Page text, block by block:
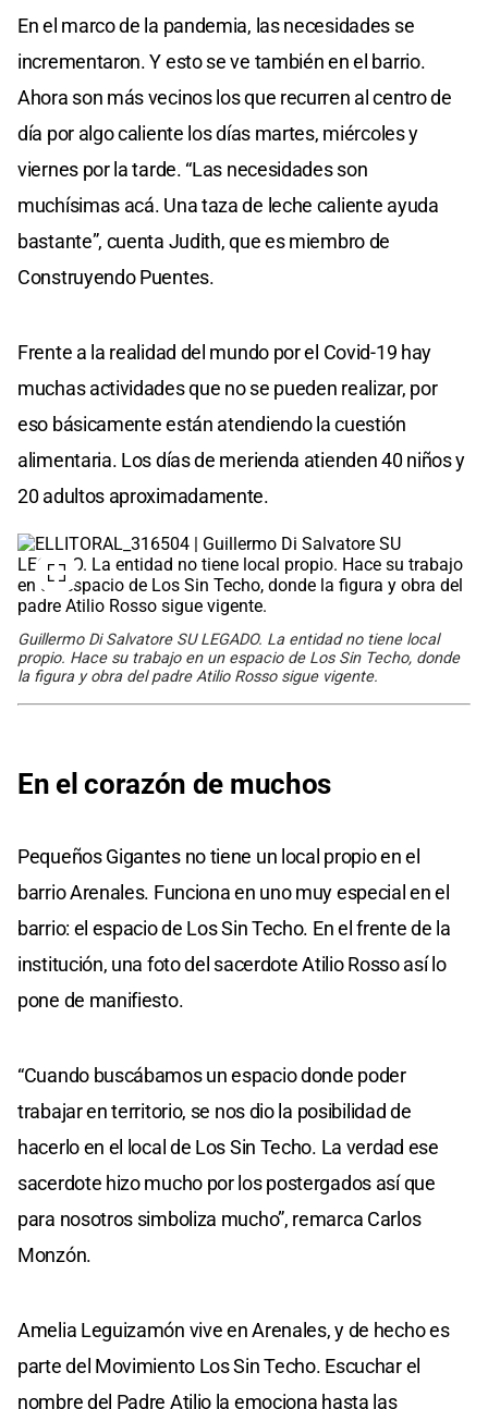
En el marco de la pandemia, las necesidades se
incrementaron. Y esto se ve también en el barrio.
Ahora son más vecinos los que recurren al centro de
día por algo caliente los días martes, miércoles y
viernes por la tarde. “Las necesidades son
muchísimas acá. Una taza de leche caliente ayuda
bastante”, cuenta Judith, que es miembro de
Construyendo Puentes.
Frente a la realidad del mundo por el Covid-19 hay
muchas actividades que no se pueden realizar, por
eso básicamente están atendiendo la cuestión
alimentaria. Los días de merienda atienden 40 niños y
20 adultos aproximadamente.
Guillermo Di Salvatore SU LEGADO. La entidad no tiene local
propio. Hace su trabajo en un espacio de Los Sin Techo, donde
la figura y obra del padre Atilio Rosso sigue vigente.
En el corazón de muchos
Pequeños Gigantes no tiene un local propio en el
barrio Arenales. Funciona en uno muy especial en el
barrio: el espacio de Los Sin Techo. En el frente de la
institución, una foto del sacerdote Atilio Rosso así lo
pone de manifiesto.
“Cuando buscábamos un espacio donde poder
trabajar en territorio, se nos dio la posibilidad de
hacerlo en el local de Los Sin Techo. La verdad ese
sacerdote hizo mucho por los postergados así que
para nosotros simboliza mucho”, remarca Carlos
Monzón.
Amelia Leguizamón vive en Arenales, y de hecho es
parte del Movimiento Los Sin Techo. Escuchar el
nombre del Padre Atilio la emociona hasta las